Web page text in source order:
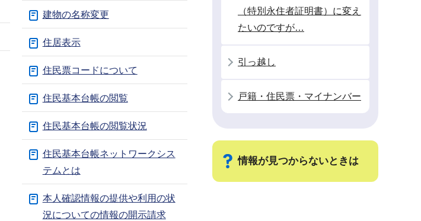
建物の名称変更
住居表示
住民票コードについて
住民基本台帳の閲覧
住民基本台帳の閲覧状況
住民基本台帳ネットワークシス
テムとは
本人確認情報の提供や利用の状
況についての情報の開示請求
（特別永住者証明書）に変え
たいのですが…
引っ越し
戸籍・住民票・マイナンバー
情報が見つからないときは